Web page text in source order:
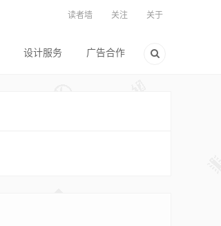
读者墙 关注 关于
设计服务 广告合作